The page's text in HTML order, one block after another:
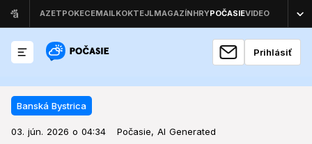
Prihlásiť
Banská Bystrica
03. jún. 2026 o 04:34 Počasie, AI Generated
Banská Bystrica
Predpoveď pre Banskú Bystricu na